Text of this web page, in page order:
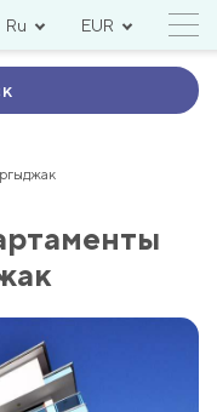
Ru EUR